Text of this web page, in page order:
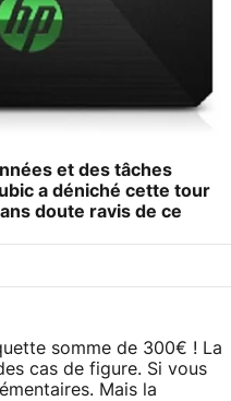
et des tâches
a déniché cette tour
doute ravis de ce
somme de 300€ ! La
cas de figure. Si vous
Mais la